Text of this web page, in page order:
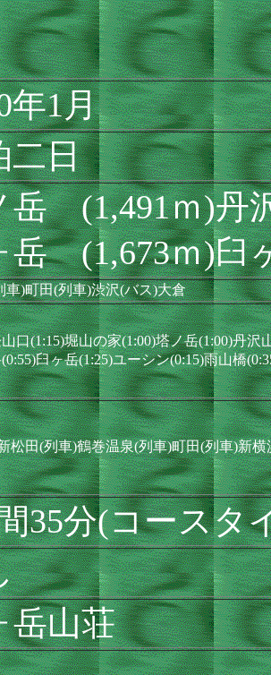
年1月
二日
岳 (1,491ｍ)丹
岳 (1,673ｍ)臼
車)町田(列車)渋沢(バス)大倉
口(1:15)堀山の家(1:00)塔ノ岳(1:00)丹沢
臼ヶ岳(1:25)ユーシン(0:15)雨山橋
松田(列車)鶴巻温泉(列車)町田(列車)新横
35分(コースタ
岳山荘